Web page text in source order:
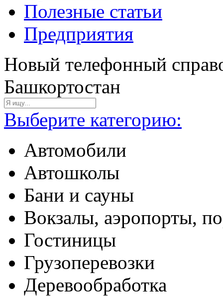
Полезные статьи
Предприятия
Новый телефонный
Башкортостан
Выберите категорию:
Автомобили
Автошколы
Бани и сауны
Вокзалы, аэропорты,
Гостиницы
Грузоперевозки
Деревообработка